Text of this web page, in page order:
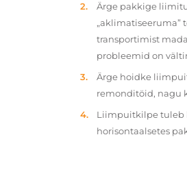
Ärge pakkige
„aklimatiseeruma”
transportimist
probleemid on
Ärge hoidke
remonditöid, nagu
Liimpuitkilpe tuleb
horisontaalsetes